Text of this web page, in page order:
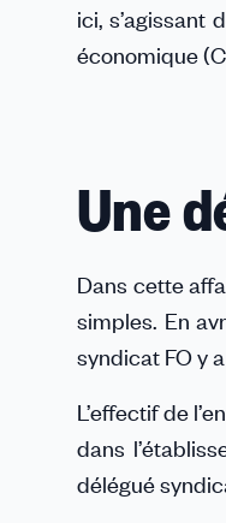
ici, s’agissant
économique
Une
Dans cette
simples. En
syndicat FO y
L’effectif de
dans
délégué